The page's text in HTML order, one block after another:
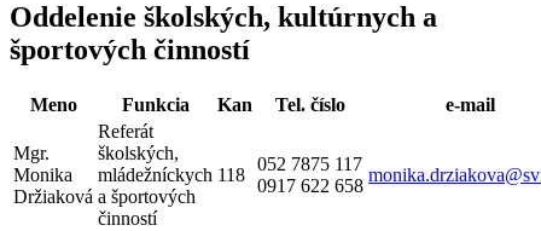
Oddelenie školských, kultúrnych a
športových činností
Meno Funkcia Kan Tel. číslo e-mail
Mgr.
Monika
Držiaková
Referát
školských,
mládežníckych
a športových
činností
118
052 7875 117
0917 622 658